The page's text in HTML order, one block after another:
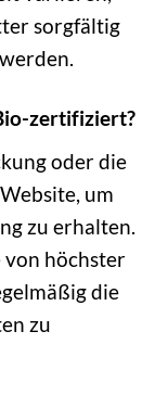
sorgfältig
zertifiziert?
oder die
um
zu erhalten.
höchster
die
zu